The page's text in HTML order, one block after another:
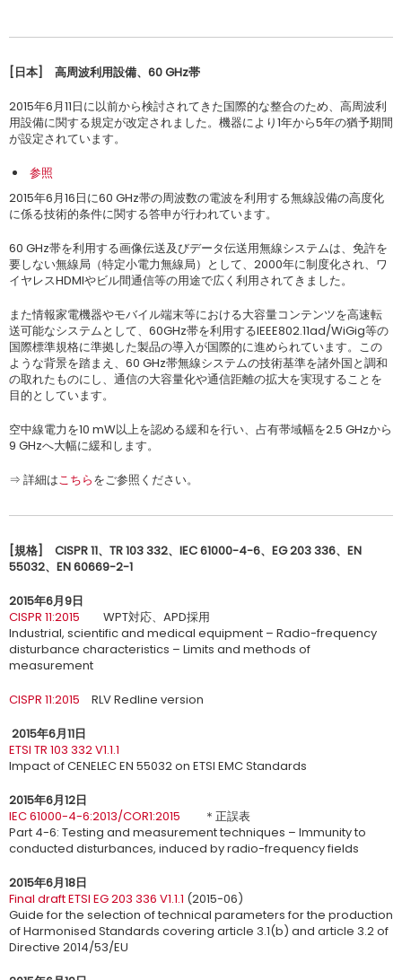
[日本] 高周波利用設備、 60 GHz帯
2015年6月11日に以前から検討されてきた国際的な整合のため、高周波利
用設備に関する規定が改定されました。機器により1年から5年の猶予期間
が設定されています。
参照
2015年6月16日に60 GHz帯の周波数の電波を利用する無線設備の高度化
に係る技術的条件に関する答申が行われています。
60 GHz帯を利用する画像伝送及びデータ伝送用無線システムは、免許を
要しない無線局（特定小電力無線局）として、2000年に制度化され、ワ
イヤレスHDMIやビル間通信等の用途で広く利用されてきました。
また情報家電機器やモバイル端末等における大容量コンテンツを高速転
送可能なシステムとして、60GHz帯を利用するIEEE802.11ad/WiGig等の
国際標準規格に準拠した製品の導入が国際的に進められています。この
ような背景を踏まえ、60 GHz帯無線システムの技術基準を諸外国と調和
の取れたものにし、通信の大容量化や通信距離の拡大を実現することを
目的としています。
空中線電力を10 mW以上を認める緩和を行い、占有帯域幅を2.5 GHzから
9 GHzへ大幅に緩和します。
⇒ 詳細はこちらをご参照ください。
[規格] CISPR 11、 TR 103 332、 IEC 61000-4-6、 EG 203 336、 EN
55032、 EN 60669-2-1
2015年6月9日
CISPR 11:2015 WPT対応、APD採用
Industrial, scientific and medical equipment – Radio-frequency
disturbance characteristics – Limits and methods of
measurement
CISPR 11:2015 RLV Redline version
2015年6月11日
ETSI TR 103 332 V1.1.1
Impact of CENELEC EN 55032 on ETSI EMC Standards
2015年6月12日
IEC 61000-4-6:2013/COR1:2015 ＊正誤表
Part 4-6: Testing and measurement techniques – Immunity to
conducted disturbances, induced by radio-frequency fields
2015年6月18日
Final draft ETSI EG 203 336 V1.1.1 (2015-06)
Guide for the selection of technical parameters for the production
of Harmonised Standards covering article 3.1(b) and article 3.2 of
Directive 2014/53/EU